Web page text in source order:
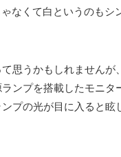
なくて白というのもシ
て思うかもしれません
ンプを搭載したモニタ
ンプの光が目に入ると眩